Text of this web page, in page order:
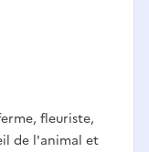
fleuriste,
de l'animal et